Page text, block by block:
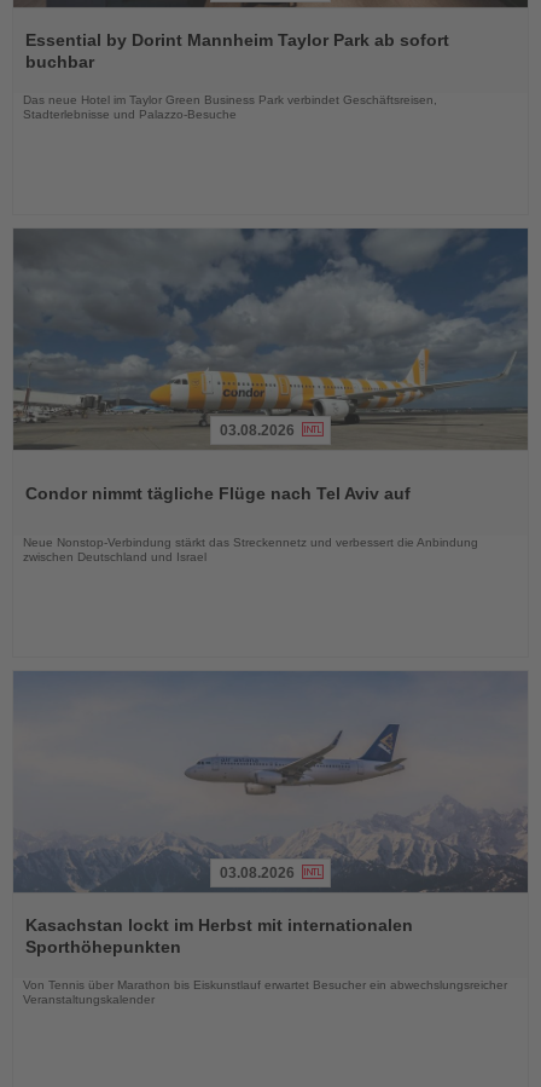
Sie
die
Essential by Dorint Mannheim Taylor Park ab sofort
buchbar
Das neue Hotel im Taylor Green Business Park verbindet Geschäftsreisen,
Stadterlebnisse und Palazzo-Besuche
die
03.08.2026
Condor nimmt tägliche Flüge nach Tel Aviv auf
Neue Nonstop-Verbindung stärkt das Streckennetz und verbessert die Anbindung
zwischen Deutschland und Israel
Sie
die
Nachrichten
03.08.2026
Kasachstan lockt im Herbst mit internationalen
Sporthöhepunkten
Von Tennis über Marathon bis Eiskunstlauf erwartet Besucher ein abwechslungsreicher
Veranstaltungskalender